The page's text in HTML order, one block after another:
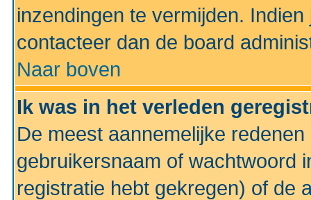
inzendingen te vermijden.
contacteer dan de board
Naar boven
Ik was in het verleden
De meest aannemelijke
gebruikersnaam of wachtwoord
registratie hebt gekregen) of de